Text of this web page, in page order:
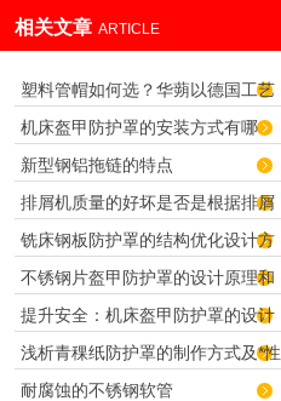
相关文章 ARTICLE
塑料管帽如何选？华蒴以德国工艺
打造管道“精密封口”
机床盔甲防护罩的安装方式有哪
些？
新型钢铝拖链的特点
排屑机质量的好坏是否是根据排屑
量来判断的？
铣床钢板防护罩的结构优化设计方
案
不锈钢片盔甲防护罩的设计原理和
应用
提升安全：机床盔甲防护罩的设计
原理解析
浅析青稞纸防护罩的制作方式及*性
耐腐蚀的不锈钢软管